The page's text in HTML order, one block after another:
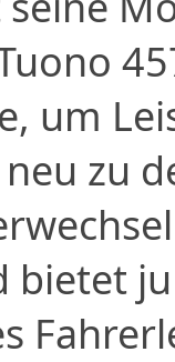
um
zu
bietet